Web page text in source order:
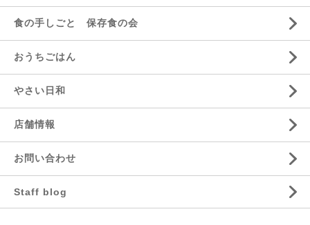
食の手しごと 保存食の会
おうちごはん
やさい日和
店舗情報
お問い合わせ
Staff blog